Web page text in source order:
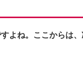
よね。ここからは